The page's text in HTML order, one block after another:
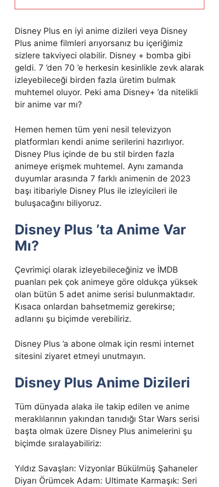
Disney Plus en iyi anime dizileri veya Disney
Plus anime filmleri arıyorsanız bu içeriğimiz
sizlere takviyeci olabilir. Disney + bomba gibi
geldi. 7 ’den 70 ’e herkesin kesinlikle zevk alarak
izleyebileceği birden fazla üretim bulmak
muhtemel oluyor. Peki ama Disney+ ’da nitelikli
bir anime var mı?
Hemen hemen tüm yeni nesil televizyon
platformları kendi anime serilerini hazırlıyor.
Disney Plus içinde de bu stil birden fazla
animeye erişmek muhtemel. Aynı zamanda
duyumlar arasında 7 farklı animenin de 2023
başı itibariyle Disney Plus ile izleyicileri ile
buluşacağını biliyoruz.
Disney Plus ’ta Anime Var
Mı?
Çevrimiçi olarak izleyebileceğiniz ve İMDB
puanları pek çok animeye göre oldukça yüksek
olan bütün 5 adet anime serisi bulunmaktadır.
Kısaca onlardan bahsetmemiz gerekirse;
adlarını şu biçimde verebiliriz.
Disney Plus ’a abone olmak için resmi internet
sitesini ziyaret etmeyi unutmayın.
Disney Plus Anime Dizileri
Tüm dünyada alaka ile takip edilen ve anime
meraklılarının yakından tanıdığı Star Wars serisi
başta olmak üzere Disney Plus animelerini şu
biçimde sıralayabiliriz:
Yıldız Savaşları: Vizyonlar Bükülmüş Şahaneler
Diyarı Örümcek Adam: Ultimate Karmaşık: Seri